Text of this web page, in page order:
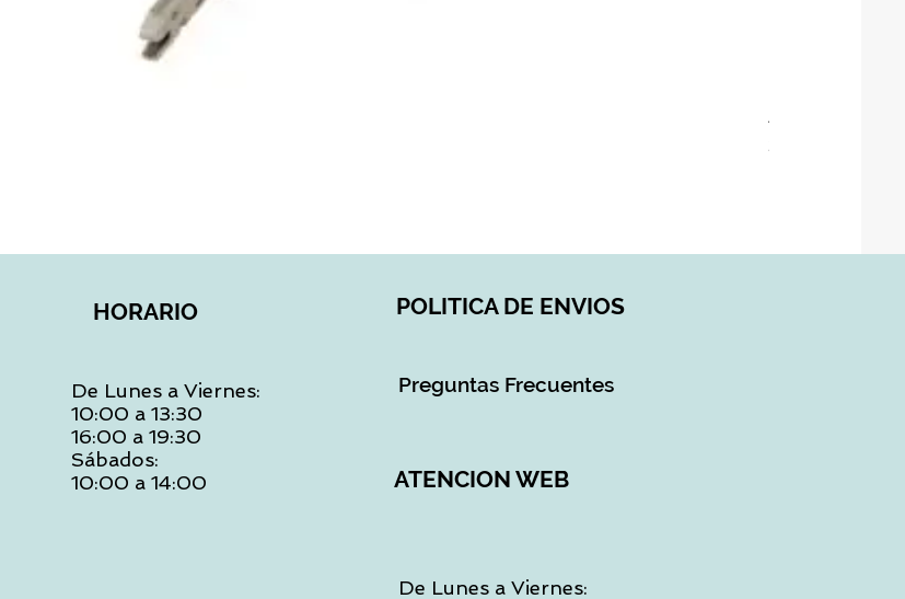
ASIENTO BAÑO
28,90 €
HORARIO POLITICA DE ENVIOS
De Lunes a Viernes:
10:00 a 13:30
16:00 a 19:30
Sábados:
10:00 a 14:00
Preguntas Frecuentes
ATENCION WEB
De Lunes a Viernes: